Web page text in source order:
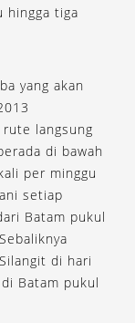
hingga tiga
yang akan
rute langsung
di bawah
per minggu
setiap
Batam pukul
di hari
Batam pukul